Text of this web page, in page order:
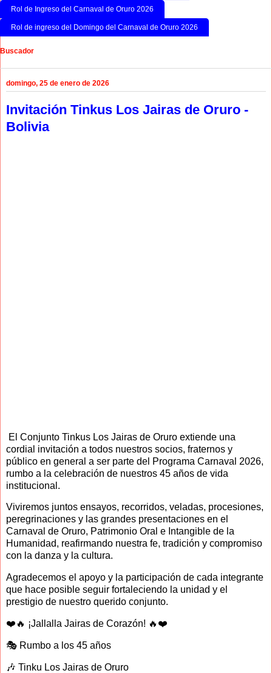
Rol de Ingreso del Carnaval de Oruro 2026
Rol de ingreso del Domingo del Carnaval de Oruro 2026
Buscador
domingo, 25 de enero de 2026
Invitación Tinkus Los Jairas de Oruro -
Bolivia
El Conjunto Tinkus Los Jairas de Oruro extiende una
cordial invitación a todos nuestros socios, fraternos y
público en general a ser parte del Programa Carnaval 2026,
rumbo a la celebración de nuestros 45 años de vida
institucional.
Viviremos juntos ensayos, recorridos, veladas, procesiones,
peregrinaciones y las grandes presentaciones en el
Carnaval de Oruro, Patrimonio Oral e Intangible de la
Humanidad, reafirmando nuestra fe, tradición y compromiso
con la danza y la cultura.
Agradecemos el apoyo y la participación de cada integrante
que hace posible seguir fortaleciendo la unidad y el
prestigio de nuestro querido conjunto.
❤️🔥 ¡Jallalla Jairas de Corazón! 🔥❤️
🎭 Rumbo a los 45 años
🎶 Tinku Los Jairas de Oruro